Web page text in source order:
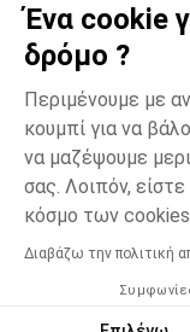
Ένα cookie
δρόμο ?
Περιμένουμε με
κουμπί για να
να μαζέψουμε
σας. Λοιπόν,
κόσμο των cookies
Διαβάζω την πολιτική
Ροζ
H Orchestra
μεσολάβησης της